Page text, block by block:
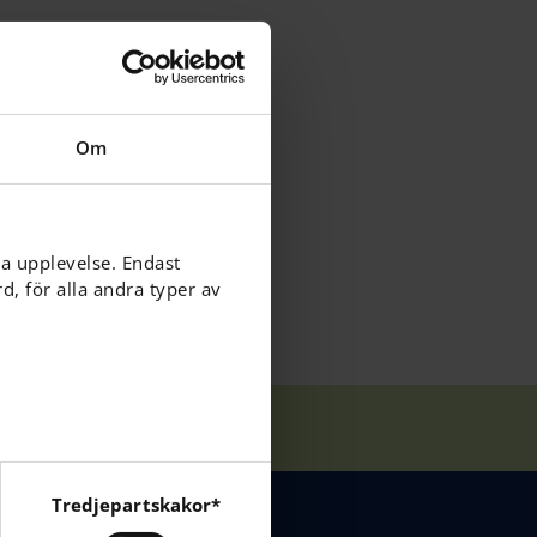
Om
upplevelse. Endast
för alla andra typer av
Tredjepartskakor*
uppdrag att
till vårt